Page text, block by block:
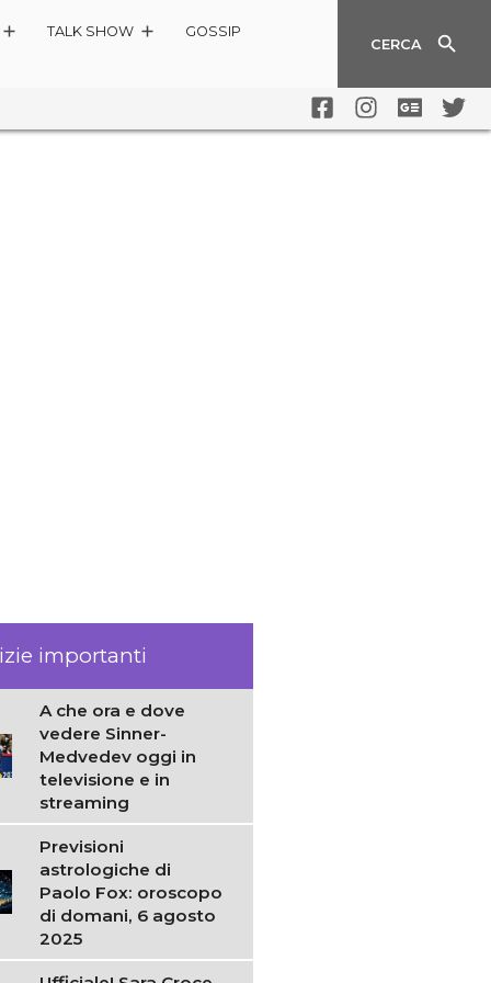
TALK SHOW GOSSIP
CERCA
importanti
A che ora e dove
vedere Sinner-
Medvedev oggi in
televisione e in
streaming
Previsioni
astrologiche di
Paolo Fox: oroscopo
di domani, 6 agosto
2025